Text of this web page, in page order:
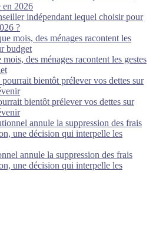
indépendant lequel choisir pour
?
des ménages racontent les gestes
bientôt prélever vos dettes sur
annule la suppression des frais
une décision qui interpelle les